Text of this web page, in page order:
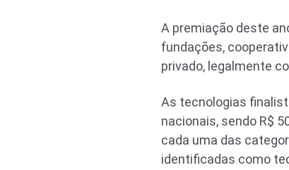
A premiação deste
fundações,
privado, legalmente
As tecnologias
nacionais, sendo R$
cada uma das
identificadas como